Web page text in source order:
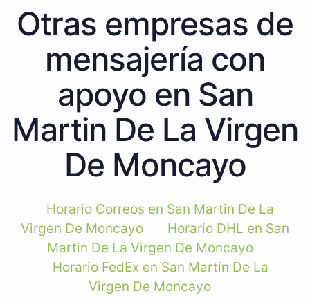
Otras empresas de
mensajería con
apoyo en San
Martin De La Virgen
De Moncayo
Horario Correos en San Martin De La
Virgen De Moncayo
Horario DHL en San
Martin De La Virgen De Moncayo
Horario FedEx en San Martin De La
Virgen De Moncayo